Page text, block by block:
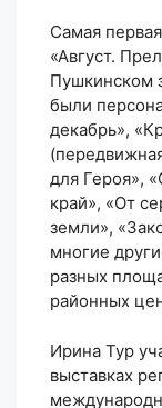
Самая
«Август.
Пушкинском
были
декабрь»,
для Героя»,
край», «От
земли»,
многие
разных
районных
Ирина Тур
выставках